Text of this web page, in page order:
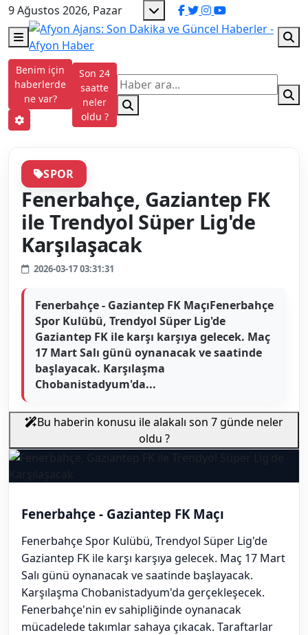
9 Ağustos 2026, Pazar
Benim için
haberlerde
ne var?
Son 24
saatte
neler
oldu ?
SPOR
Fenerbahçe, Gaziantep FK
ile Trendyol Süper Lig'de
Karşılaşacak
2026-03-17 03:31:31
Fenerbahçe - Gaziantep FK MaçıFenerbahçe
Spor Kulübü, Trendyol Süper Lig'de
Gaziantep FK ile karşı karşıya gelecek. Maç
17 Mart Salı günü oynanacak ve saatinde
başlayacak. Karşılaşma
Chobanistadyum'da...
Bu haberin konusu ile alakalı son 7 günde neler
oldu ?
Fenerbahçe - Gaziantep FK Maçı
Fenerbahçe Spor Kulübü, Trendyol Süper Lig'de
Gaziantep FK ile karşı karşıya gelecek. Maç 17 Mart
Salı günü oynanacak ve saatinde başlayacak.
Karşılaşma Chobanistadyum'da gerçekleşecek.
Fenerbahçe'nin ev sahipliğinde oynanacak
mücadelede takımlar sahaya çıkacak. Taraftarlar